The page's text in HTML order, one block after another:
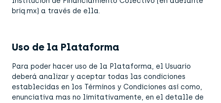
briq.mx) a través de ella.
Uso de la Plataforma
Para poder hacer uso de la Plataforma, el Usuario
deberá analizar y aceptar todas las condiciones
establecidas en los Términos y Condiciones así como,
enunciativa mas no limitativamente, en el detalle de